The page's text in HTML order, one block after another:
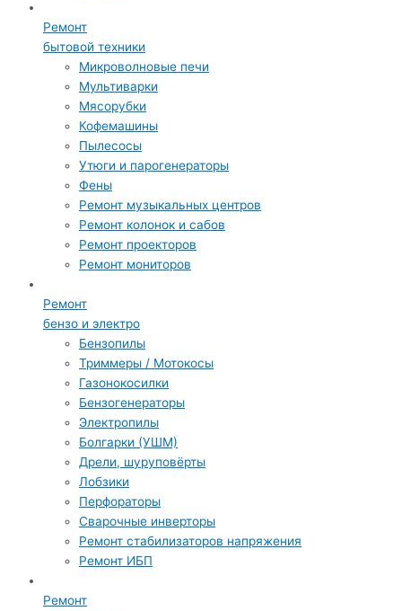
Ремонт
бытовой техники
Микроволновые печи
Мультиварки
Мясорубки
Кофемашины
Пылесосы
Утюги и парогенераторы
Фены
Ремонт музыкальных центров
Ремонт колонок и сабов
Ремонт проекторов
Ремонт мониторов
Ремонт
бензо и электро
Бензопилы
Триммеры / Мотокосы
Газонокосилки
Бензогенераторы
Электропилы
Болгарки (УШМ)
Дрели, шуруповёрты
Лобзики
Перфораторы
Сварочные инверторы
Ремонт стабилизаторов напряжения
Ремонт ИБП
Ремонт